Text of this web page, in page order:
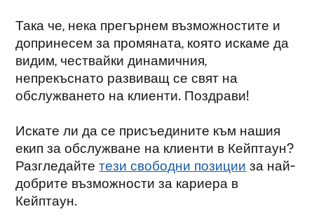
Така че, нека прегърнем възможностите и
допринесем за промяната, която искаме да
видим, чествайки динамичния,
непрекъснато развиващ се свят на
обслужването на клиенти. Поздрави!
Искате ли да се присъедините към нашия
екип за обслужване на клиенти в Кейптаун?
Разгледайтетези свободни позиции за най-
добрите възможности за кариера в
Кейптаун.